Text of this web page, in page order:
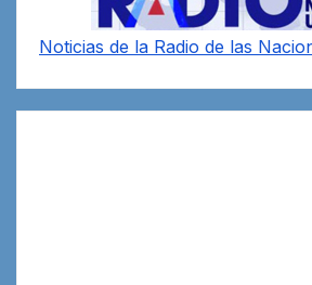
Noticias de la Radio de las